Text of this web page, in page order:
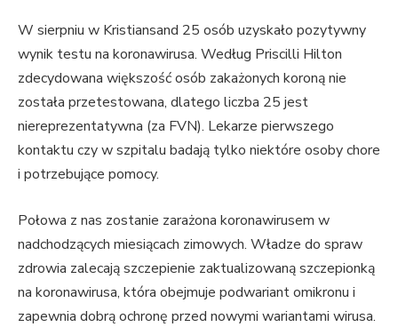
W sierpniu w Kristiansand 25 osób uzyskało pozytywny
wynik testu na koronawirusa. Według Priscilli Hilton
zdecydowana większość osób zakażonych koroną nie
została przetestowana, dlatego liczba 25 jest
niereprezentatywna (za FVN). Lekarze pierwszego
kontaktu czy w szpitalu badają tylko niektóre osoby chore
i potrzebujące pomocy.
Połowa z nas zostanie zarażona koronawirusem w
nadchodzących miesiącach zimowych. Władze do spraw
zdrowia zalecają szczepienie zaktualizowaną szczepionką
na koronawirusa, która obejmuje podwariant omikronu i
zapewnia dobrą ochronę przed nowymi wariantami wirusa.